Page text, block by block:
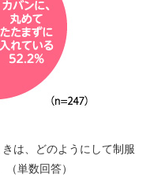
は、どのようにして制服
単数回答）